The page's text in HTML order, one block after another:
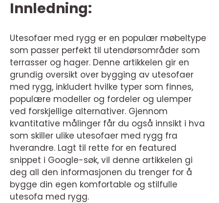
Innledning:
Utesofaer med rygg er en populær møbeltype
som passer perfekt til utendørsområder som
terrasser og hager. Denne artikkelen gir en
grundig oversikt over bygging av utesofaer
med rygg, inkludert hvilke typer som finnes,
populære modeller og fordeler og ulemper
ved forskjellige alternativer. Gjennom
kvantitative målinger får du også innsikt i hva
som skiller ulike utesofaer med rygg fra
hverandre. Lagt til rette for en featured
snippet i Google-søk, vil denne artikkelen gi
deg all den informasjonen du trenger for å
bygge din egen komfortable og stilfulle
utesofa med rygg.